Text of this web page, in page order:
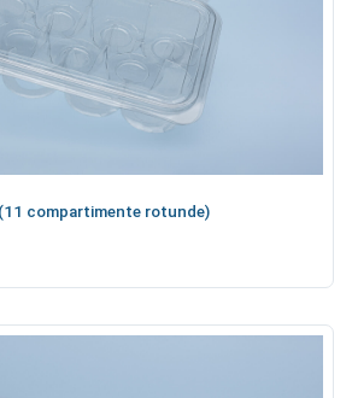
compartimente rotunde)